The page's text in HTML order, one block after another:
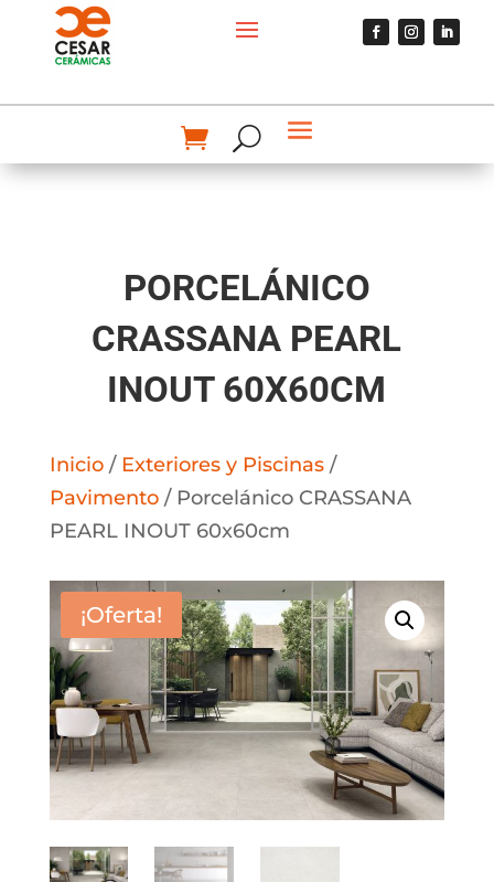
PORCELÁNICO
CRASSANA PEARL
INOUT 60X60CM
Inicio/ Exteriores y Piscinas/
Pavimento/ Porcelánico CRASSANA
PEARL INOUT 60x60cm
¡Oferta!